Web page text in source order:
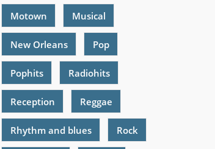
Motown Musical
New Orleans Pop
Pophits Radiohits
Reception Reggae
Rhythm and blues Rock